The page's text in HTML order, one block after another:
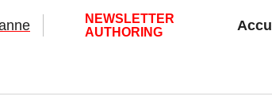
NEWSLETTER
AUTHORING